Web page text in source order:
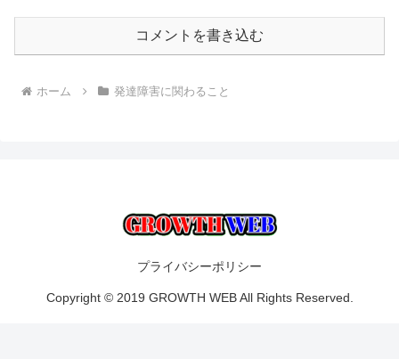
コメントを書き込む
ホーム 発達障害に関わること
プライバシーポリシー
Copyright © 2019 GROWTH WEB All Rights Reserved.